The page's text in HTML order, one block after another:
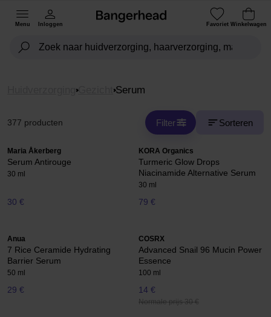
Menu Inloggen Favoriet Winkelwagen
Gezicht Serum
377 producten Filter Sorteren
Maria Åkerberg
Serum Antirouge
30 ml
30 €
KORA Organics
Turmeric Glow Drops
Niacinamide Alternative Serum
30 ml
79 €
Anua
7 Rice Ceramide Hydrating
Barrier Serum
50 ml
29 €
COSRX
Advanced Snail 96 Mucin Power
Essence
100 ml
14 €
Normale prijs 30 €